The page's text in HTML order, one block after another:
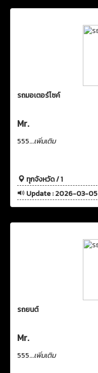
รถมอเตอร์ไซค์
Mr.
555...เพิ่มเติม
ทุกจังหวัด / 1
Update : 2026-03-05
รถยนต์
Mr.
555...เพิ่มเติม